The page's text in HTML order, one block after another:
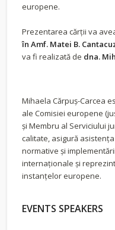
europene.
Prezentarea cărții va
în Amf. Matei B.
va fi realizată de dna.
Mihaela Cărpuș-Carcea
ale Comisiei europene
și Membru al Serviciului
calitate, asigură
normative și
internaționale și
instanțelor europene.
EVENTS SPEAKERS